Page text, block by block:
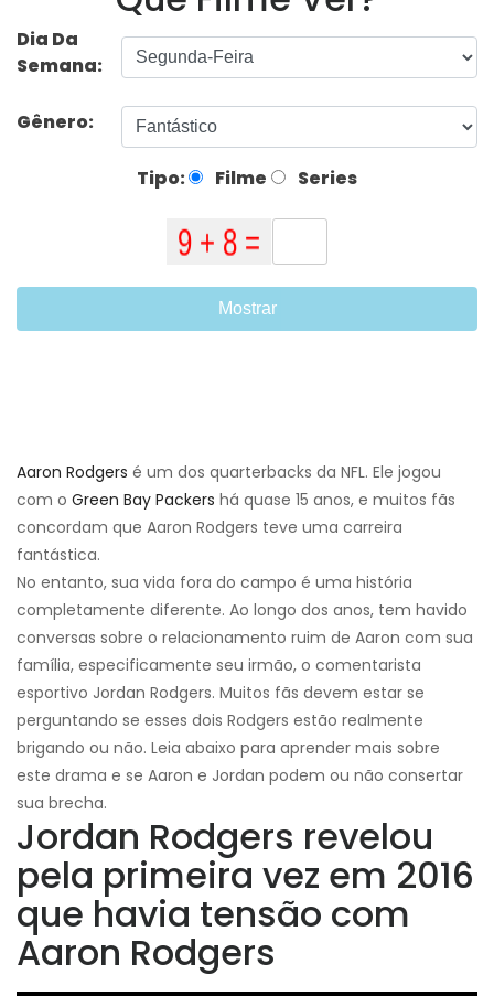
Dia Da
Semana:
Gênero:
Tipo: Filme Series
Mostrar
Aaron Rodgers é um dos quarterbacks da NFL. Ele jogou
com o Green Bay Packers há quase 15 anos, e muitos fãs
concordam que Aaron Rodgers teve uma carreira
fantástica.
No entanto, sua vida fora do campo é uma história
completamente diferente. Ao longo dos anos, tem havido
conversas sobre o relacionamento ruim de Aaron com sua
família, especificamente seu irmão, o comentarista
esportivo Jordan Rodgers. Muitos fãs devem estar se
perguntando se esses dois Rodgers estão realmente
brigando ou não. Leia abaixo para aprender mais sobre
este drama e se Aaron e Jordan podem ou não consertar
sua brecha.
Jordan Rodgers revelou
pela primeira vez em 2016
que havia tensão com
Aaron Rodgers